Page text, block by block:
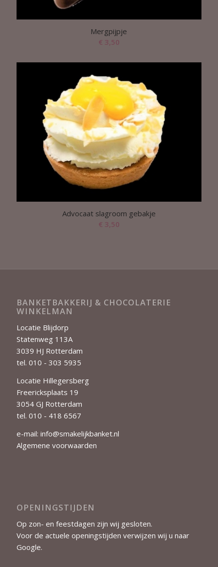
Mergpijpje
€ 3,50
Advocaat slagroom gebakje
€ 3,50
BANKETBAKKERIJ & CHOCOLATERIE
WINKELMAN
Locatie Blijdorp
Statenweg 113A
3039 HJ Rotterdam
tel. 010 - 303 5935
Locatie Hillegersberg
Freericksplaats 19
3054 GJ Rotterdam
tel. 010 - 418 6567
e-mail: info@smakelijkbanket.nl
Algemene voorwaarden
OPENINGSTIJDEN
Op zon- en feestdagen zijn wij gesloten.
Voor de actuele openingstijden verwijzen wij u naar
Google.